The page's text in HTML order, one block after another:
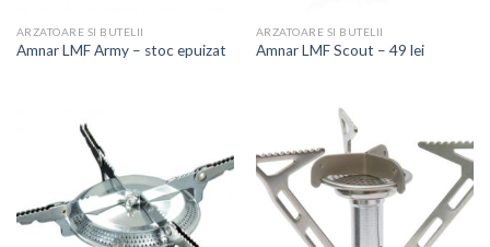
ARZATOARE SI BUTELII
Amnar LMF Army – stoc epuizat
ARZATOARE SI BUTELII
Amnar LMF Scout – 49 lei